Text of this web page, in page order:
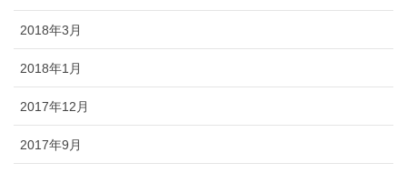
2018年3月
2018年1月
2017年12月
2017年9月